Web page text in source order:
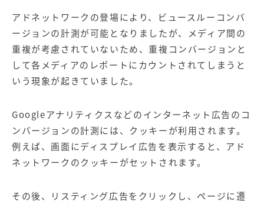
アドネットワークの登場により、ビュースルーコンバ
ージョンの計測が可能となりましたが、メディア間の
重複が考慮されていないため、重複コンバージョンと
して各メディアのレポートにカウントされてしまうと
いう現象が起きていました。
Googleアナリティクスなどのインターネット広告のコ
ンバージョンの計測には、クッキーが利用されます。
例えば、画面にディスプレイ広告を表示すると、アド
ネットワークのクッキーがセットされます。
その後、リスティング広告をクリックし、ページに遷